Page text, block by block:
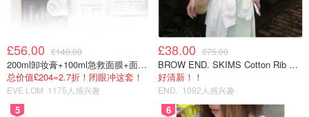
£56.00 £140.00
200ml卸妆膏+100ml急救面膜+面霜+洁颜布
总价值£204=2.7折！闭眼冲这套！
EVE LOM 1175人感兴趣
£38.00 £75.00
BROW END. SKIMS Cotton Rib 长款背心连衣裙 薄荷绿
好清新！！
END. 1092人感兴趣
5 6